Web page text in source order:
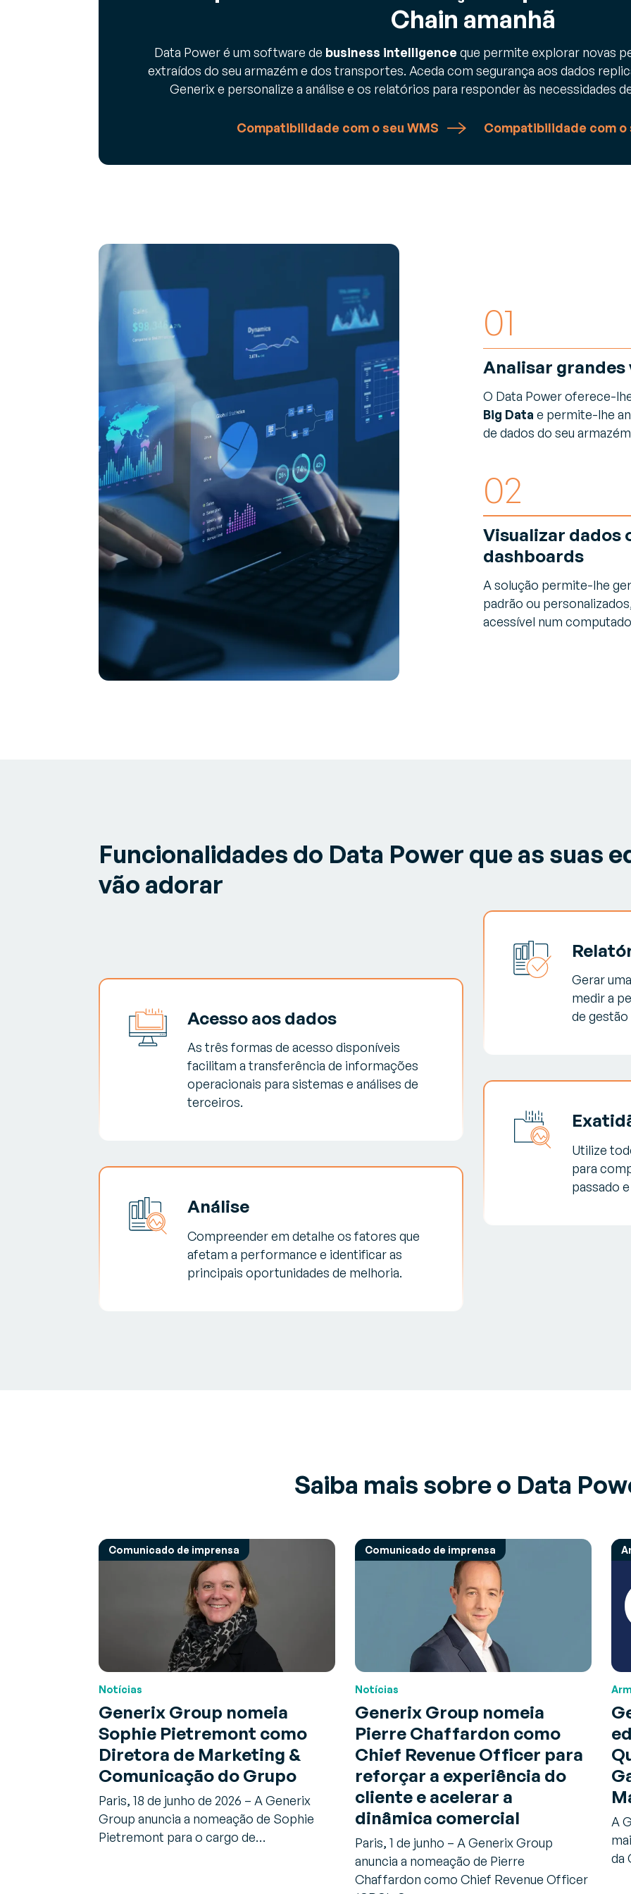
Chain amanhã
Data Power é um software de business intelligenceque permite explorar novas
extraídos do seu armazém e dos transportes. Aceda com segurança aos dados
Generix e personalize a análise e os relatórios para responder às necessidades
Compatibilidade com o seu WMS Compatibilidade com o
01
Analisar grandes
O Data Power oferece-
Big Data e permite-lhe
de dados do seu
02
Visualizar dados
dashboards
A solução permite-lhe
padrão ou
acessível num
Funcionalidades do Data Power que as suas
vão adorar
Acesso aos dados
As três formas de acesso disponíveis
facilitam a transferência de informações
operacionais para sistemas e análises de
terceiros.
Gerar
medir a
de gestão
Análise
Compreender em detalhe os fatores que
afetam a performance e identificar as
principais oportunidades de melhoria.
Utilize
para
passado
Saiba mais sobre o Data
Comunicado de imprensa
Notícias
Generix Group nomeia
Sophie Pietremont como
Diretora de Marketing &
Comunicação do Grupo
Paris, 18 de junho de 2026 – A Generix
Group anuncia a nomeação de Sophie
Pietremont para o cargo de…
Comunicado de imprensa
Notícias
Generix Group nomeia
Pierre Chaffardon como
Chief Revenue Officer para
reforçar a experiência do
cliente e acelerar a
dinâmica comercial
Paris, 1 de junho – A Generix Group
anuncia a nomeação de Pierre
Chaffardon como Chief Revenue Officer
A
da